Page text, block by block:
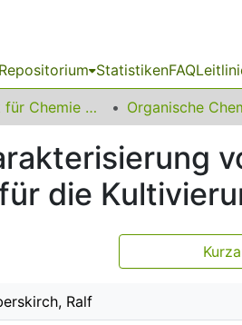
StatistikenFAQ
03 Fakultät für Chemie und Chemische Biologie Organische
die
Ralf